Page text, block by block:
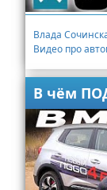
Влада
Видео про
В чём